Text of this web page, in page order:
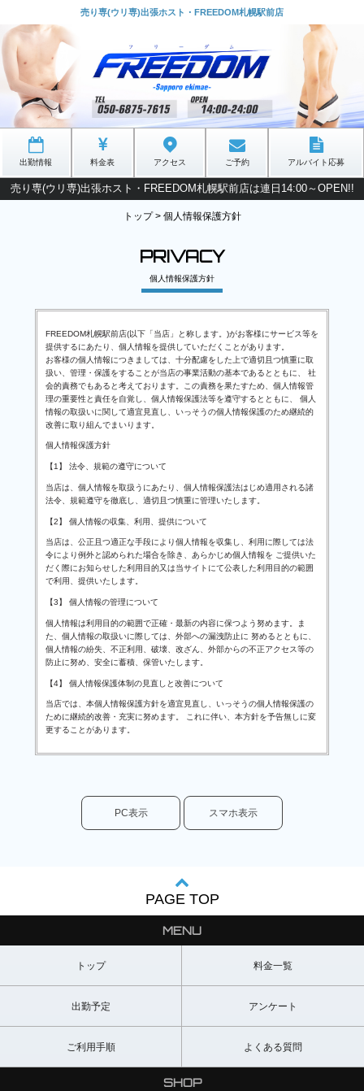
売り専(ウリ専)出張ホスト・FREEDOM札幌駅前店
出勤情報 料金表 アクセス ご予約 アルバイト応募
売り専(ウリ専)出張ホスト・FREEDOM札幌駅前店は連日14:00～OPEN!!
トップ > 個人情報保護方針
PRIVACY
個人情報保護方針
FREEDOM札幌駅前店(以下「当店」と称します。)がお客様にサービス等を
提供するにあたり、個人情報を提供していただくことがあります。
お客様の個人情報につきましては、十分配慮をした上で適切且つ慎重に取
扱い、管理・保護をすることが当店の事業活動の基本であるとともに、 社
会的責務でもあると考えております。この責務を果たすため、個人情報管
理の重要性と責任を自覚し、個人情報保護法等を遵守するとともに、 個人
情報の取扱いに関して適宜見直し、いっそうの個人情報保護のため継続的
改善に取り組んでまいります。
個人情報保護方針
【1】 法令、規範の遵守について
当店は、個人情報を取扱うにあたり、個人情報保護法はじめ適用される諸
法令、規範遵守を徹底し、適切且つ慎重に管理いたします。
【2】 個人情報の収集、利用、提供について
当店は、公正且つ適正な手段により個人情報を収集し、利用に際しては法
令により例外と認められた場合を除き、あらかじめ個人情報を ご提供いた
だく際にお知らせした利用目的又は当サイトにて公表した利用目的の範囲
で利用、提供いたします。
【3】 個人情報の管理について
個人情報は利用目的の範囲で正確・最新の内容に保つよう努めます。ま
た、個人情報の取扱いに際しては、外部への漏洩防止に 努めるとともに、
個人情報の紛失、不正利用、破壊、改ざん、外部からの不正アクセス等の
防止に努め、安全に蓄積、保管いたします。
【4】 個人情報保護体制の見直しと改善について
当店では、本個人情報保護方針を適宜見直し、いっそうの個人情報保護の
ために継続的改善・充実に努めます。 これに伴い、本方針を予告無しに変
更することがあります。
PC表示 スマホ表示
PAGE TOP
MENU
トップ 料金一覧
出勤予定 アンケート
ご利用手順 よくある質問
SHOP